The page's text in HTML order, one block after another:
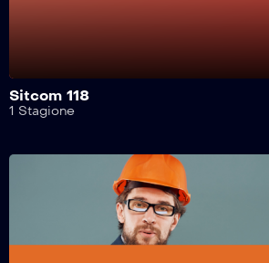
Safe Drive – 220^ Puntata
Safe Drive – 218^ Puntata
Sitcom 118
1 Stagione